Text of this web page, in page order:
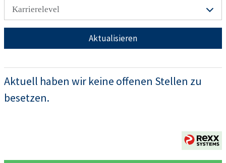
Karrierelevel
Aktualisieren
Aktuell haben wir keine offenen Stellen zu
besetzen.